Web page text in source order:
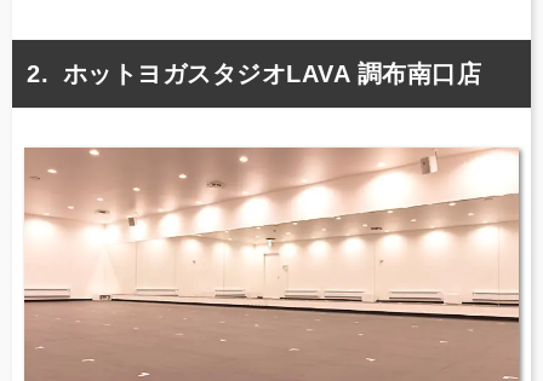
ホットヨガスタジオLAVA 調布南口店